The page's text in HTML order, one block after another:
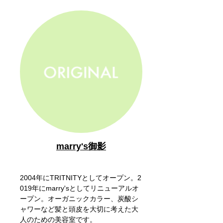
marry's御影
2004年にTRITNITYとしてオープン。2
019年にmarry'sとしてリニューアルオ
ープン。オーガニックカラー、炭酸シ
ャワーなど髪と頭皮を大切に考えた大
人のための美容室です。